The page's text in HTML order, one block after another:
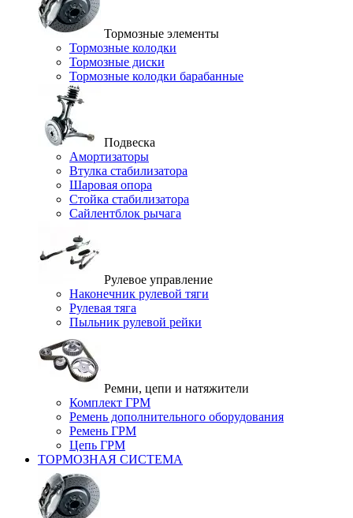
Тормозные элементы
Тормозные колодки
Тормозные диски
Тормозные колодки барабанные
Подвеска
Амортизаторы
Втулка стабилизатора
Шаровая опора
Стойка стабилизатора
Сайлентблок рычага
Рулевое управление
Наконечник рулевой тяги
Рулевая тяга
Пыльник рулевой рейки
Ремни, цепи и натяжители
Комплект ГРМ
Ремень дополнительного оборудования
Ремень ГРМ
Цепь ГРМ
ТОРМОЗНАЯ СИСТЕМА